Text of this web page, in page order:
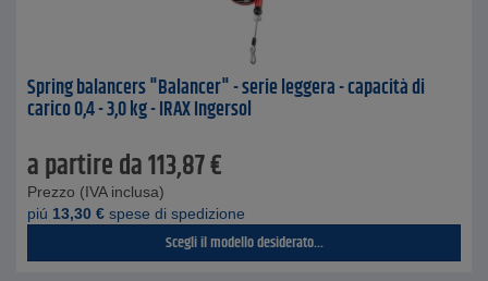
Spring balancers "Balancer" - serie leggera - capacità di
carico 0,4 - 3,0 kg - IRAX Ingersol
a partire da113,87€
Prezzo (IVA inclusa)
piú 13,30 € spese di spedizione
Scegli il modello desiderato...